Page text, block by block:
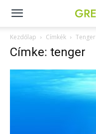
Green
Origo
Kezdőlap Címkék Tenger
Címke: tenger